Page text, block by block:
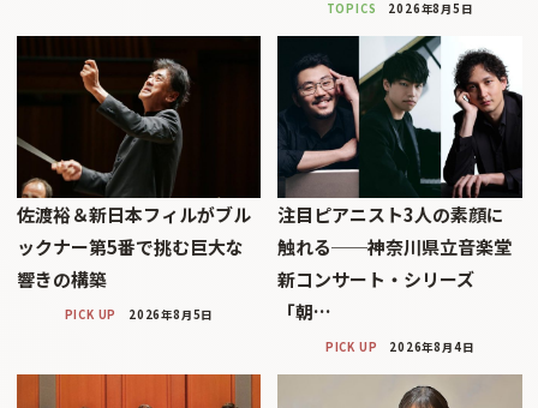
TOPICS 2026年8月5日
佐渡裕＆新日本フィルがブル
ックナー第5番で挑む巨大な
響きの構築
PICK UP 2026年8月5日
注目ピアニスト3人の素顔に
触れる──神奈川県立音楽堂
新コンサート・シリーズ
「朝…
PICK UP 2026年8月4日